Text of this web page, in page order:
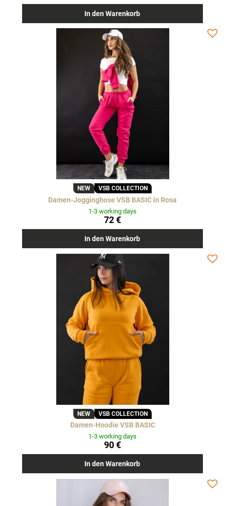
In den Warenkorb
NEW VSB COLLECTION
Damen-Jogginghose VSB BASIC in Rosa
1-3 working days
72 €
In den Warenkorb
NEW VSB COLLECTION
Damen-Hoodie VSB BASIC
1-3 working days
90 €
In den Warenkorb